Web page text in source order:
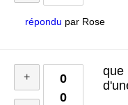
répondu par Rose
0
0
que